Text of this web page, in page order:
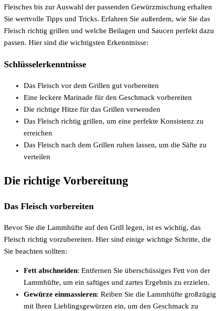
Fleisches bis zur Auswahl der passenden Gewürzmischung erhalten
Sie wertvolle Tipps und Tricks. Erfahren Sie außerdem, wie Sie das
Fleisch richtig grillen und welche Beilagen und Saucen perfekt dazu
passen. Hier sind die wichtigsten Erkenntnisse:
Schlüsselerkenntnisse
Das Fleisch vor dem Grillen gut vorbereiten
Eine leckere Marinade für den Geschmack vorbereiten
Die richtige Hitze für das Grillen verwenden
Das Fleisch richtig grillen, um eine perfekte Konsistenz zu
erreichen
Das Fleisch nach dem Grillen ruhen lassen, um die Säfte zu
verteilen
Die richtige Vorbereitung
Das Fleisch vorbereiten
Bevor Sie die Lammhüfte auf den Grill legen, ist es wichtig, das
Fleisch richtig vorzubereiten. Hier sind einige wichtige Schritte, die
Sie beachten sollten:
Fett abschneiden: Entfernen Sie überschüssiges Fett von der
Lammhüfte, um ein saftiges und zartes Ergebnis zu erzielen.
Gewürze einmassieren: Reiben Sie die Lammhüfte großzügig
mit Ihren Lieblingsgewürzen ein, um den Geschmack zu